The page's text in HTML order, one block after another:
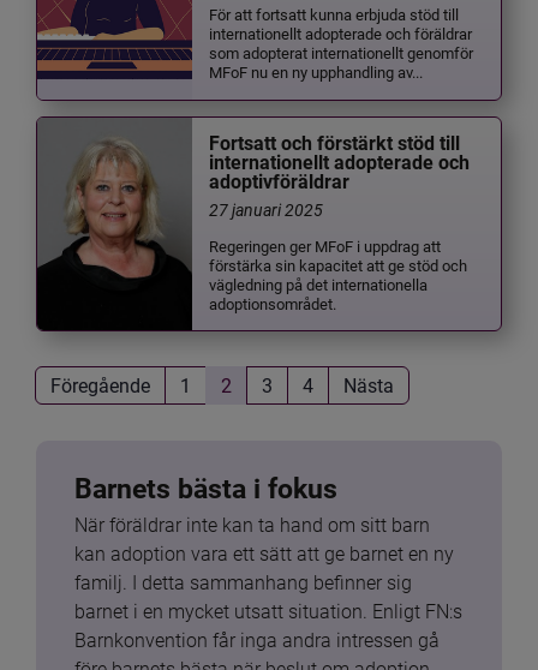
För att fortsatt kunna erbjuda stöd till
internationellt adopterade och föräldrar
som adopterat internationellt genomför
MFoF nu en ny upphandling av...
Fortsatt och förstärkt stöd till
internationellt adopterade och
adoptivföräldrar
27 januari 2025
Regeringen ger MFoF i uppdrag att
förstärka sin kapacitet att ge stöd och
vägledning på det internationella
adoptionsområdet.
Föregående 1 2 3 4 Nästa
Barnets bästa i fokus
När föräldrar inte kan ta hand om sitt barn
kan adoption vara ett sätt att ge barnet en ny
familj. I detta sammanhang befinner sig
barnet i en mycket utsatt situation. Enligt FN:s
Barnkonvention får inga andra intressen gå